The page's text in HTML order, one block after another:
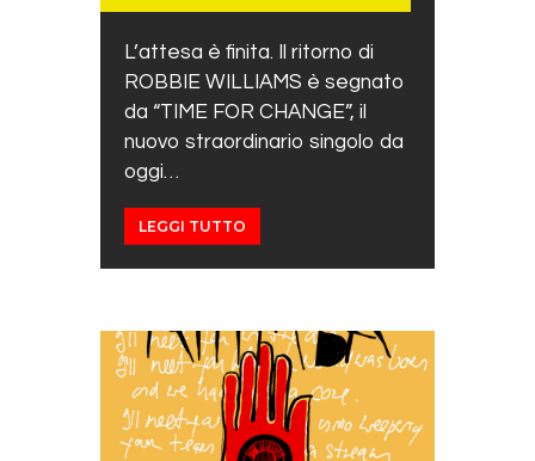
L’attesa è finita. Il ritorno di
ROBBIE WILLIAMS è segnato
da “TIME FOR CHANGE”, il
nuovo straordinario singolo da
oggi…
LEGGI TUTTO